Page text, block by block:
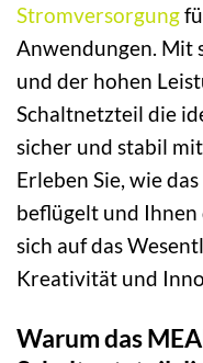
Stromversorgung
Anwendungen. Mit
und der hohen
Schaltnetzteil die
sicher und stabil
Erleben Sie, wie
beflügelt und
sich auf das
Kreativität und
Warum das